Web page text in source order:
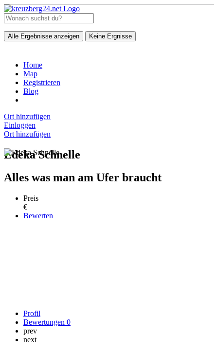
Alle Ergebnisse anzeigen Keine Ergnisse
Home
Map
Registrieren
Blog
Ort hinzufügen
Einloggen
Ort hinzufügen
Edeka Schnelle
Alles was man am Ufer braucht
Preis
€
Bewerten
Profil
Bewertungen 0
prev
next